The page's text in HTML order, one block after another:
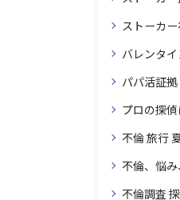
ストーカー
バレンタイン
パパ活証
プロの探偵に婚
不倫 旅行
不倫、悩み、
不倫調査